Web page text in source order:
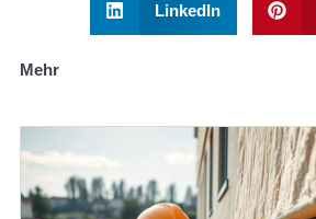
LinkedIn
Mehr